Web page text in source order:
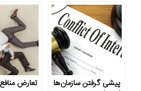
پیشی گرفتن سازمان‌ها
تعارض